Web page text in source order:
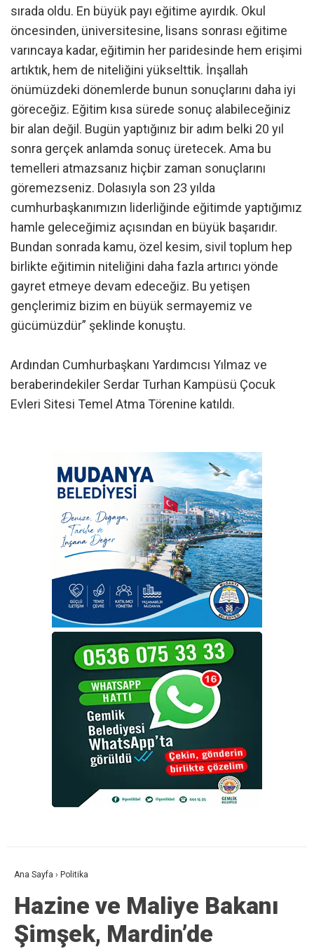
sırada oldu. En büyük payı eğitime ayırdık. Okul
öncesinden, üniversitesine, lisans sonrası eğitime
varıncaya kadar, eğitimin her paridesinde hem erişimi
artıktık, hem de niteliğini yükselttik. İnşallah
önümüzdeki dönemlerde bunun sonuçlarını daha iyi
göreceğiz. Eğitim kısa sürede sonuç alabileceğiniz
bir alan değil. Bugün yaptığınız bir adım belki 20 yıl
sonra gerçek anlamda sonuç üretecek. Ama bu
temelleri atmazsanız hiçbir zaman sonuçlarını
göremezseniz. Dolasıyla son 23 yılda
cumhurbaşkanımızın liderliğinde eğitimde yaptığımız
hamle geleceğimiz açısından en büyük başarıdır.
Bundan sonrada kamu, özel kesim, sivil toplum hep
birlikte eğitimin niteliğini daha fazla artırıcı yönde
gayret etmeye devam edeceğiz. Bu yetişen
gençlerimiz bizim en büyük sermayemiz ve
gücümüzdür” şeklinde konuştu.
Ardından Cumhurbaşkanı Yardımcısı Yılmaz ve
beraberindekiler Serdar Turhan Kampüsü Çocuk
Evleri Sitesi Temel Atma Törenine katıldı.
Ana Sayfa › Politika
Hazine ve Maliye Bakanı
Şimşek, Mardin’de